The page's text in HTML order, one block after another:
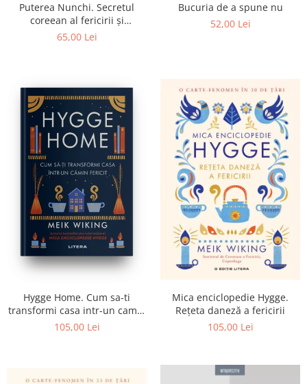
Puterea Nunchi. Secretul
coreean al fericirii și
succesului
65,00 Lei
Bucuria de a spune nu
52,00 Lei
Hygge Home. Cum sa-ti
transformi casa intr-un camin
fericit
105,00 Lei
Mica enciclopedie Hygge.
Rețeta daneză a fericirii
105,00 Lei